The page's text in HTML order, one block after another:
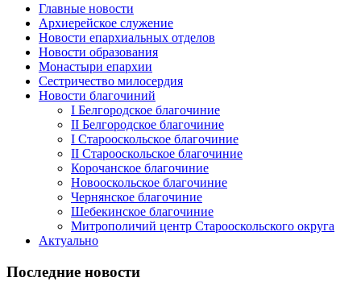
Главные новости
Архиерейское служение
Новости епархиальных отделов
Новости образования
Монастыри епархии
Сестричество милосердия
Новости благочиний
I Белгородское благочиние
II Белгородское благочиние
I Старооскольское благочиние
II Старооскольское благочиние
Корочанское благочиние
Новооскольское благочиние
Чернянское благочиние
Шебекинское благочиние
Митрополичий центр Старооскольского округа
Актуально
Последние новости